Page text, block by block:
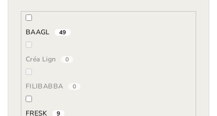
BAAGL 49
Créa Lign 0
FILIBABBA 0
FRESK 9